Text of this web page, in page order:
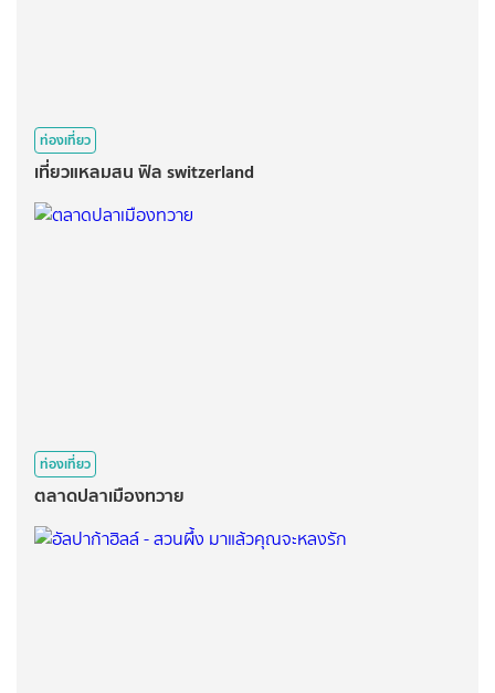
ท่องเที่ยว
เที่ยวแหลมสน ฟิล switzerland
ท่องเที่ยว
ตลาดปลาเมืองทวาย